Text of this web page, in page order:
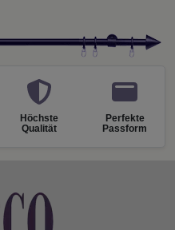
Höchste
Qualität
Perfekte
Passform